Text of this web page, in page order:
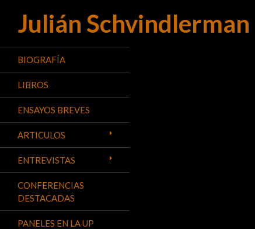
Julián Schvindlerman
Buscar
BIOGRAFÍA
LIBROS
ENSAYOS BREVES
ARTICULOS
ENTREVISTAS
CONFERENCIAS
DESTACADAS
PANELES EN LA UP